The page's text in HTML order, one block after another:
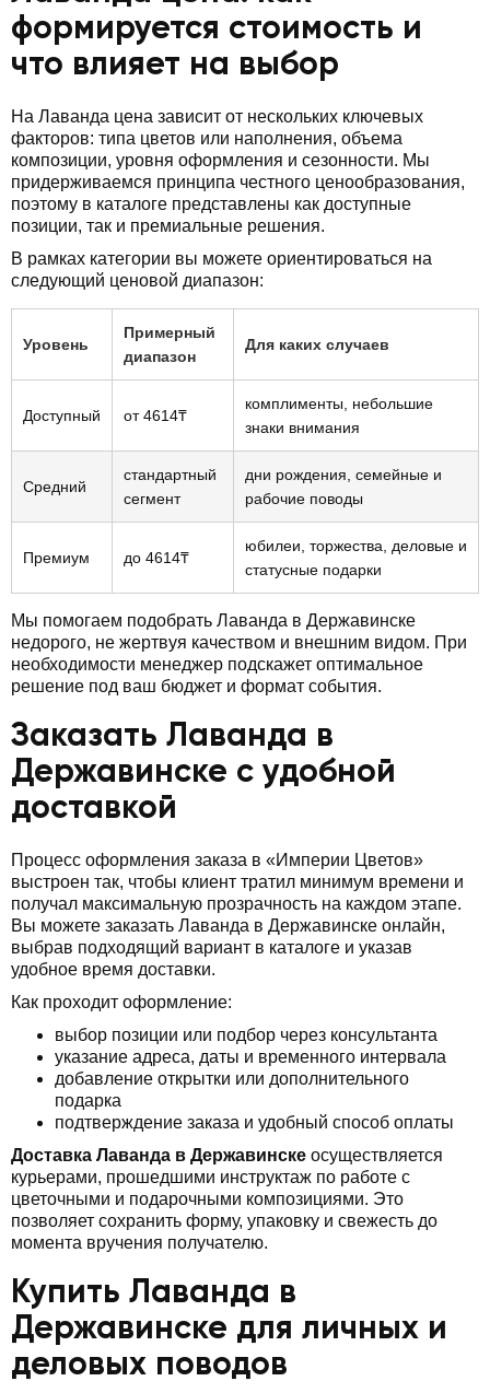
формируется стоимость и
что влияет на выбор
На Лаванда цена зависит от нескольких ключевых
факторов: типа цветов или наполнения, объема
композиции, уровня оформления и сезонности. Мы
придерживаемся принципа честного ценообразования,
поэтому в каталоге представлены как доступные
позиции, так и премиальные решения.
В рамках категории вы можете ориентироваться на
следующий ценовой диапазон:
Уровень
Примерный
диапазон
Для каких случаев
Доступный от 4614₸
комплименты, небольшие
знаки внимания
Средний
стандартный
сегмент
дни рождения, семейные и
рабочие поводы
Премиум до 4614₸
юбилеи, торжества, деловые и
статусные подарки
Мы помогаем подобрать Лаванда в Державинске
недорого, не жертвуя качеством и внешним видом. При
необходимости менеджер подскажет оптимальное
решение под ваш бюджет и формат события.
Заказать Лаванда в
Державинске с удобной
доставкой
Процесс оформления заказа в «Империи Цветов»
выстроен так, чтобы клиент тратил минимум времени и
получал максимальную прозрачность на каждом этапе.
Вы можете заказать Лаванда в Державинске онлайн,
выбрав подходящий вариант в каталоге и указав
удобное время доставки.
Как проходит оформление:
выбор позиции или подбор через консультанта
указание адреса, даты и временного интервала
добавление открытки или дополнительного
подарка
подтверждение заказа и удобный способ оплаты
Доставка Лаванда в Державинске осуществляется
курьерами, прошедшими инструктаж по работе с
цветочными и подарочными композициями. Это
позволяет сохранить форму, упаковку и свежесть до
момента вручения получателю.
Купить Лаванда в
Державинске для личных и
деловых поводов